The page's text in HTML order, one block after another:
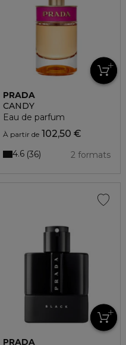
PRADA
CANDY
Eau de parfum
À partir de102,50 €
2 formats
4.6 36
PRADA